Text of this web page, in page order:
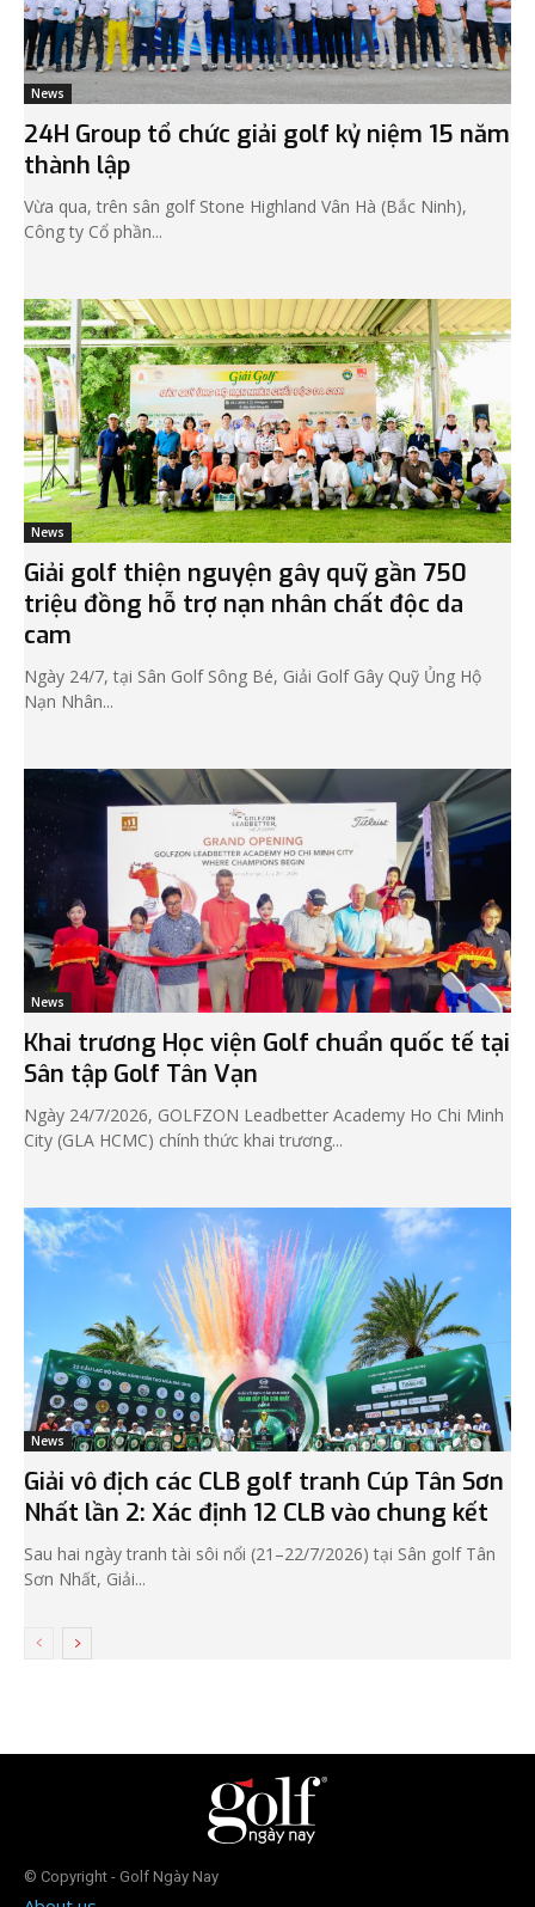
News
24H Group tổ chức giải golf kỷ niệm 15 năm
thành lập
Vừa qua, trên sân golf Stone Highland Vân Hà (Bắc Ninh),
Công ty Cổ phần...
News
Giải golf thiện nguyện gây quỹ gần 750
triệu đồng hỗ trợ nạn nhân chất độc da
cam
Ngày 24/7, tại Sân Golf Sông Bé, Giải Golf Gây Quỹ Ủng Hộ
Nạn Nhân...
News
Khai trương Học viện Golf chuẩn quốc tế tại
Sân tập Golf Tân Vạn
Ngày 24/7/2026, GOLFZON Leadbetter Academy Ho Chi Minh
City (GLA HCMC) chính thức khai trương...
News
Giải vô địch các CLB golf tranh Cúp Tân Sơn
Nhất lần 2: Xác định 12 CLB vào chung kết
Sau hai ngày tranh tài sôi nổi (21–22/7/2026) tại Sân golf Tân
Sơn Nhất, Giải...
© Copyright - Golf Ngày Nay